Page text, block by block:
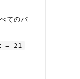
てのバ
= 21